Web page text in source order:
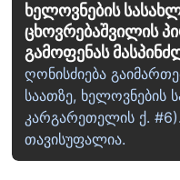
ხელოვნების
ცხოვრებაშვილის
გამოფენას
ღონისძიება
საათზე, ხელოვნების
კარგარეთელის ქ.
თავისუფალია.